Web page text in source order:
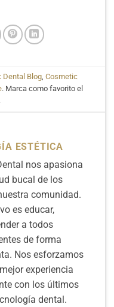
Dental Blog,Cosmetic
. Marca como favorito el
.
ESTÉTICA
nos apasiona
bucal de los
comunidad.
es educar,
a todos
de forma
Nos esforzamos
experiencia
con los últimos
dental.